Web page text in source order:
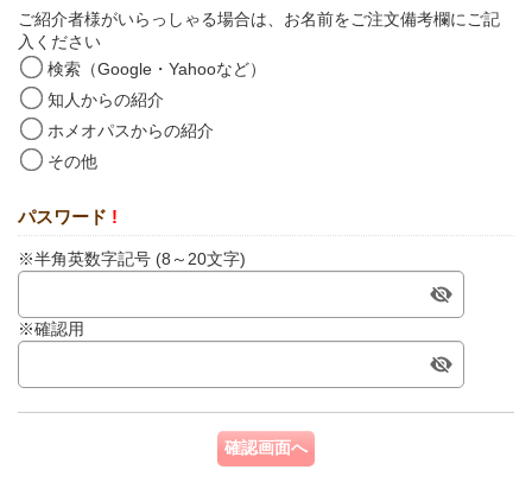
ご紹介者様がいらっしゃる場合は、お名前をご注文備考欄にご記
入ください
検索（Google・Yahooなど）
知人からの紹介
ホメオパスからの紹介
その他
パスワード !
※半角英数字記号 (8～20文字)
※確認用